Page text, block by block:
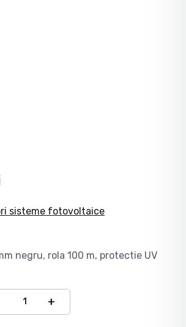
sisteme fotovoltaice
negru, rola 100 m, protectie UV